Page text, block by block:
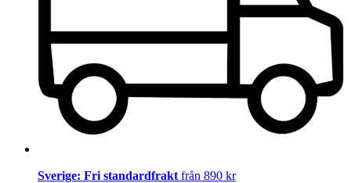
Sverige: Fri standardfrakt från 890 kr